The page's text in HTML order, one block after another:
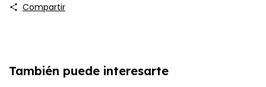
Compartir
También puede interesarte